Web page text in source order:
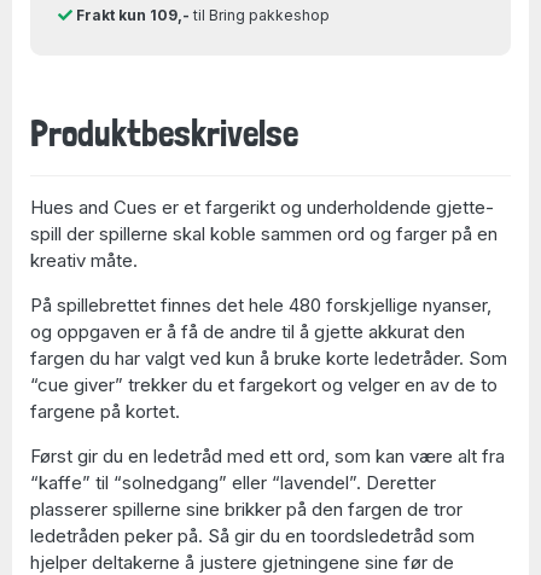
Frakt kun 109,- til Bring pakkeshop
Produktbeskrivelse
Hues and Cues er et fargerikt og underholdende gjette­
spill der spillerne skal koble sammen ord og farger på en
kreativ måte.
På spillebrettet finnes det hele 480 forskjellige nyanser,
og oppgaven er å få de andre til å gjette akkurat den
fargen du har valgt ved kun å bruke korte ledetråder. Som
“cue giver” trekker du et fargekort og velger en av de to
fargene på kortet.
Først gir du en ledetråd med ett ord, som kan være alt fra
“kaffe” til “solnedgang” eller “lavendel”. Deretter
plasserer spillerne sine brikker på den fargen de tror
ledetråden peker på. Så gir du en toordsledetråd som
hjelper deltakerne å justere gjetningene sine før de